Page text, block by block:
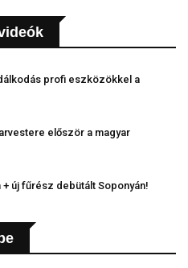
profi eszközökkel a
először a magyar
új fűrész debütált Soponyán!